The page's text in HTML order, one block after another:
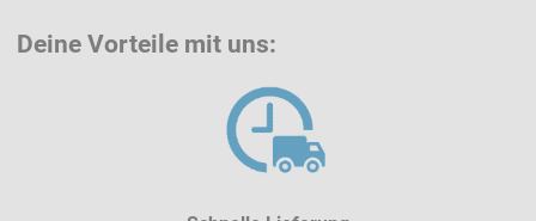
Deine Vorteile mit uns: